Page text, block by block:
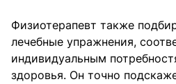
Физиотерапевт также
лечебные упражнения,
индивидуальным
здоровья. Он точно